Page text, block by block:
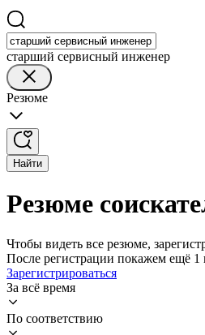
старший сервисный инженер
Резюме
Найти
Резюме
Чтобы видеть все резюме,
После регистрации покажем ещё 1
Зарегистрироваться
За всё время
По соответствию